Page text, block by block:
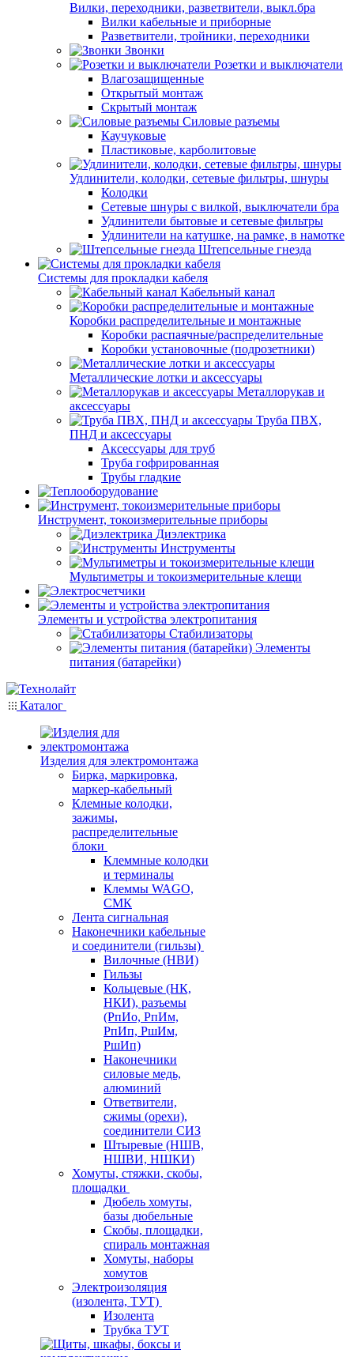
Вилки, переходники, разветвители, выкл.бра
Вилки кабельные и приборные
Разветвители, тройники, переходники
Звонки
Розетки и выключатели
Влагозащищенные
Открытый монтаж
Скрытый монтаж
Силовые разъемы
Каучуковые
Пластиковые, карболитовые
Удлинители, колодки, сетевые фильтры, шнуры
Колодки
Сетевые шнуры с вилкой, выключатели бра
Удлинители бытовые и сетевые фильтры
Удлинители на катушке, на рамке, в намотке
Штепсельные гнезда
Системы для прокладки кабеля
Кабельный канал
Коробки распределительные и монтажные
Коробки распаячные/распределительные
Коробки установочные (подрозетники)
Металлические лотки и аксессуары
Металлорукав и
аксессуары
Труба ПВХ,
ПНД и аксессуары
Аксессуары для труб
Труба гофрированная
Трубы гладкие
Инструмент, токоизмерительные приборы
Диэлектрика
Инструменты
Мультиметры и токоизмерительные клещи
Элементы и устройства электропитания
Стабилизаторы
Элементы
питания (батарейки)
Каталог
Изделия для электромонтажа
Бирка, маркировка,
маркер-кабельный
Клемные колодки,
зажимы,
распределительные
блоки
Клеммные колодки
и терминалы
Клеммы WAGO,
СМК
Лента сигнальная
Наконечники кабельные
и соединители (гильзы)
Вилочные (НВИ)
Гильзы
Кольцевые (НК,
НКИ), разъемы
(РпИо, РпИм,
РпИп, РшИм,
РшИп)
Наконечники
силовые медь,
алюминий
Ответвители,
сжимы (орехи),
соединители СИЗ
Штыревые (НШВ,
НШВИ, НШКИ)
Хомуты, стяжки, скобы,
площадки
Дюбель хомуты,
базы дюбельные
Скобы, площадки,
спираль монтажная
Хомуты, наборы
хомутов
Электроизоляция
(изолента, ТУТ)
Изолента
Трубка ТУТ